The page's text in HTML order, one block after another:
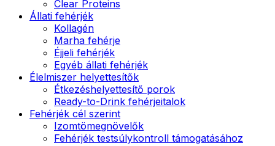
Clear Proteins
Állati fehérjék
Kollagén
Marha fehérje
Éjjeli fehérjék
Egyéb állati fehérjék
Élelmiszer helyettesítők
Étkezéshelyettesítő porok
Ready-to-Drink fehérjeitalok
Fehérjék cél szerint
Izomtömegnövelők
Fehérjék testsúlykontroll támogatásához